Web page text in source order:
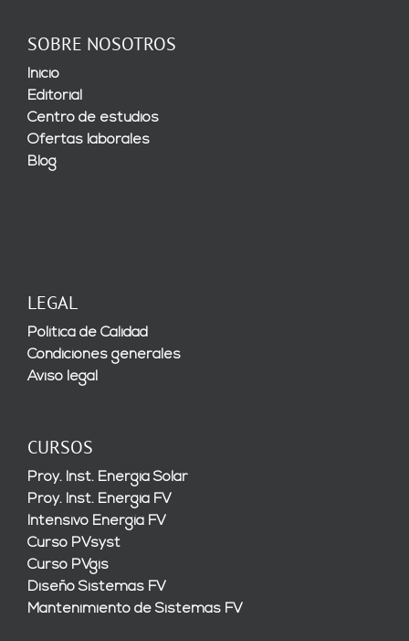
SOBRE NOSOTROS
Inicio
Editorial
Centro de estudios
Ofertas laborales
Blog
LEGAL
Política de Calidad
Condiciones generales
Aviso legal
CURSOS
Proy. Inst. Energía Solar
Proy. Inst. Energía FV
Intensivo Energía FV
Curso PVsyst
Curso PVgis
Diseño Sistemas FV
Mantenimiento de Sistemas FV